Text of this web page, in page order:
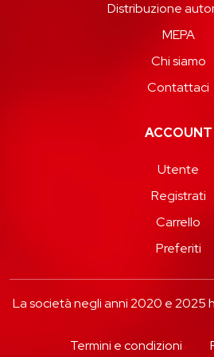
Distribuzione
MEPA
Chi siamo
Contattaci
ACCOUNT
Utente
Registrati
Carrello
Preferiti
La società negli anni 2020 e 2025
Termini e condizioni